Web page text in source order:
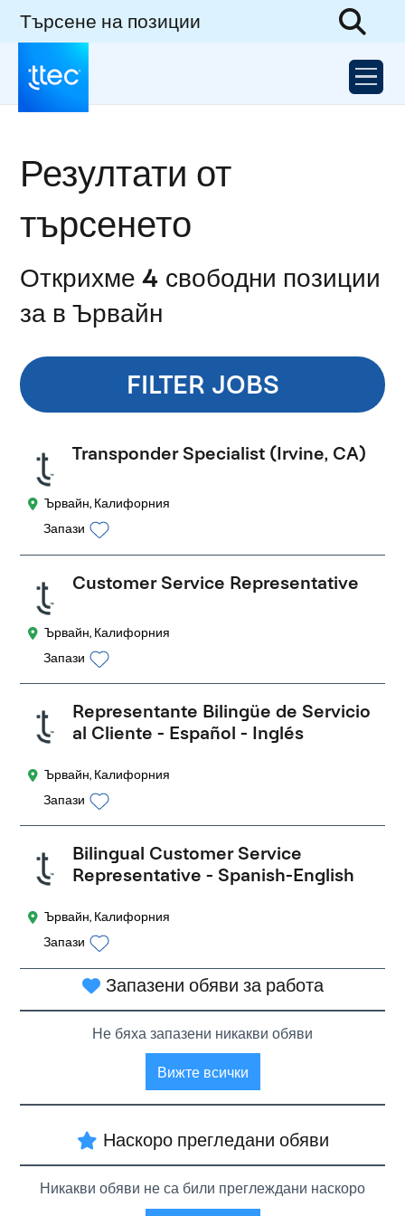
Търсене на позиции
Резултати от
търсенето
Открихме 4 свободни позиции
за в Ървайн
FILTER JOBS
Transponder Specialist (Irvine, CA)
Ървайн, Калифорния
Запази
Customer Service Representative
Ървайн, Калифорния
Запази
Representante Bilingüe de Servicio
al Cliente - Español - Inglés
Ървайн, Калифорния
Запази
Bilingual Customer Service
Representative - Spanish-English
Ървайн, Калифорния
Запази
Запазени обяви за работа
Не бяха запазени никакви обяви
Вижте всички
Наскоро прегледани обяви
Никакви обяви не са били преглеждани наскоро